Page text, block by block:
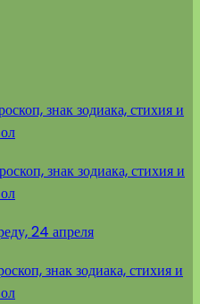
знак зодиака, стихия и
знак зодиака, стихия и
24 апреля
знак зодиака, стихия и